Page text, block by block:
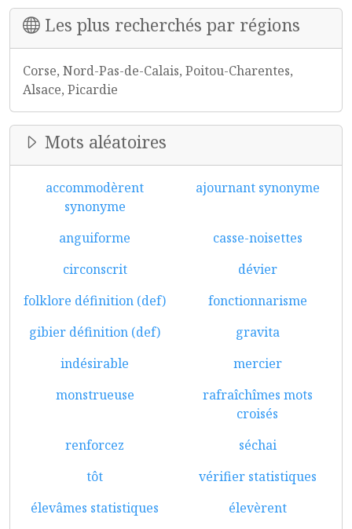
Les plus recherchés par régions
Corse, Nord-Pas-de-Calais, Poitou-Charentes,
Alsace, Picardie
Mots aléatoires
accommodèrent
synonyme
ajournant synonyme
anguiforme
casse-noisettes
circonscrit
dévier
folklore définition (def)
fonctionnarisme
gibier définition (def)
gravita
indésirable
mercier
monstrueuse
rafraîchîmes mots
croisés
renforcez
séchai
tôt
vérifier statistiques
élevâmes statistiques
élevèrent